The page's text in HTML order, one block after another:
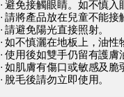
· 避免接觸眼睛。如不慎入
· 請將產品放在兒童不能接
· 請避免陽光直接照射。
· 如不慎灑在地板上，油
· 使用後如雙手仍留有護膚
· 如肌膚有傷口或敏感及脆
· 脫毛後請勿立即使用。